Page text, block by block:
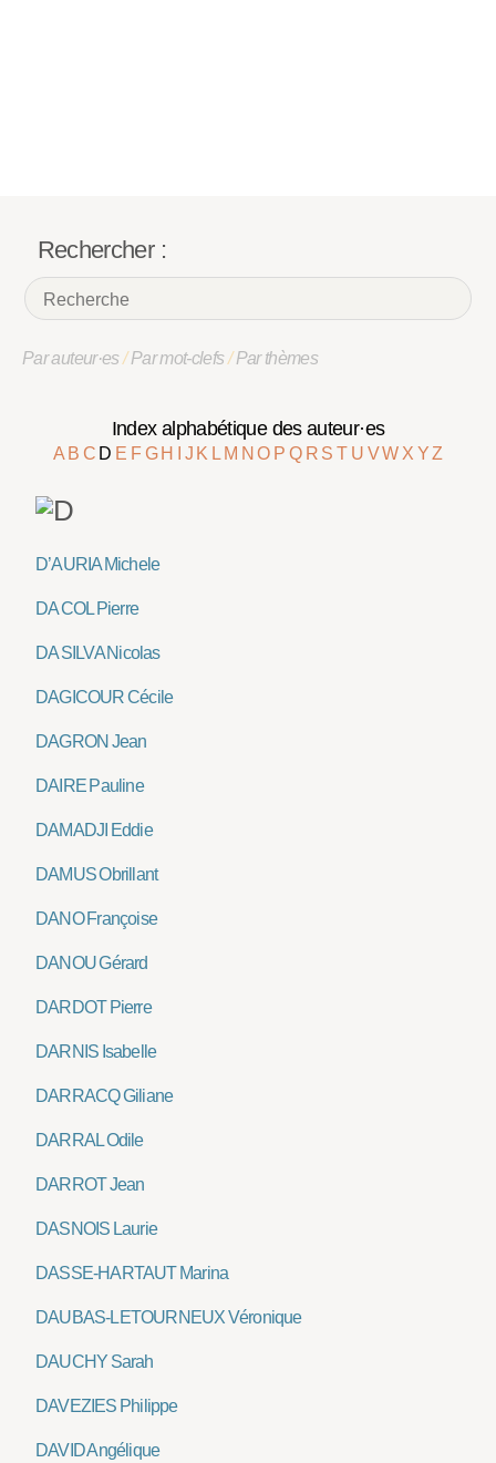
Rechercher :
Par auteur·es/Par mot-clefs/Par thèmes
Index alphabétique des auteur·es
A B C D E F G H J K L M NO P Q R ST U VW X YZ
D’AURIA Michele
DA COL Pierre
DA SILVA Nicolas
DAGICOUR Cécile
DAGRON Jean
DAIRE Pauline
DAMADJI Eddie
DAMUS Obrillant
DANO Françoise
DANOU Gérard
DARDOT Pierre
DARNIS Isabelle
DARRACQ Giliane
DARRAL Odile
DARROT Jean
DASNOIS Laurie
DASSE-HARTAUT Marina
DAUBAS-LETOURNEUX Véronique
DAUCHY Sarah
DAVEZIES Philippe
DAVID Angélique